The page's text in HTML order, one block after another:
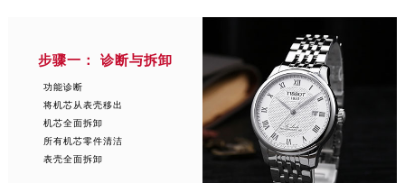
步骤一： 诊断与拆卸
功能诊断
将机芯从表壳移出
机芯全面拆卸
所有机芯零件清洁
表壳全面拆卸